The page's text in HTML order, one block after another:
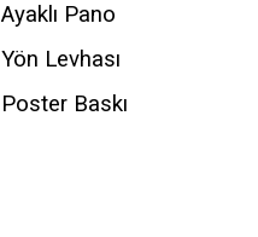
Ayaklı Pano
Yön Levhası
Poster Baskı